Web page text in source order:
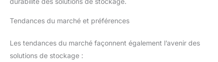
Tendances du marché et préférences
Les tendances du marché façonnent également l’avenir des
solutions de stockage :